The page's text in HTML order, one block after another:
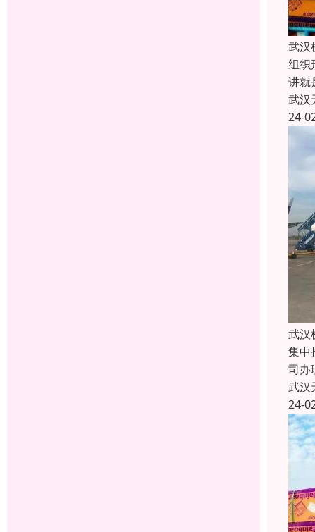
武汉
组织
讲就
武汉
24-
武汉
集中
司办
武汉
24-